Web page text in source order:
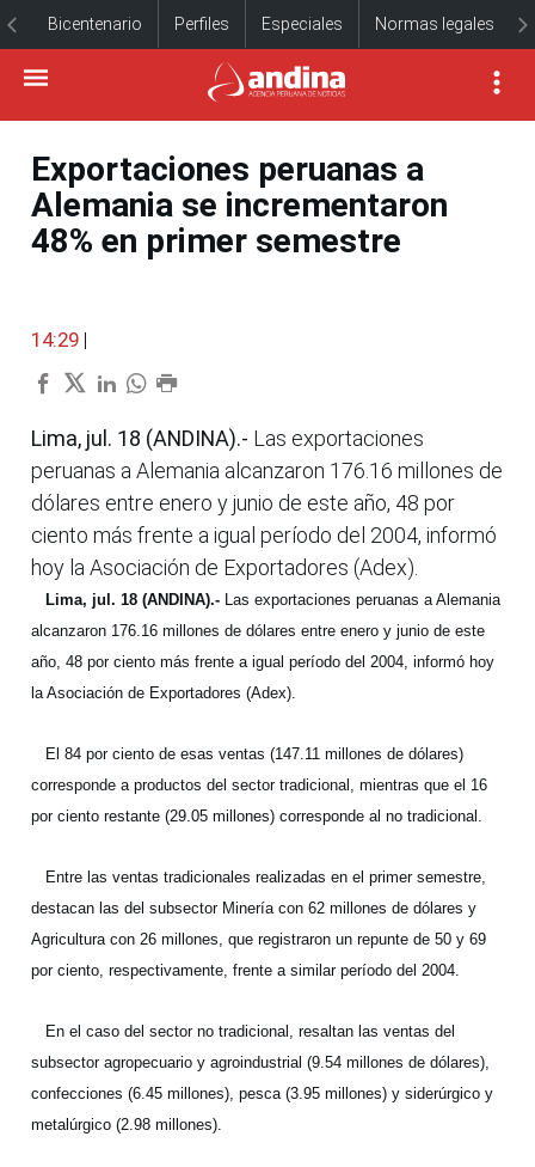
Bicentenario Perfiles Especiales Normas legales
Exportaciones peruanas a
Alemania se incrementaron
48% en primer semestre
14:29 |
Lima, jul. 18 (ANDINA).- Las exportaciones
peruanas a Alemania alcanzaron 176.16 millones de
dólares entre enero y junio de este año, 48 por
ciento más frente a igual período del 2004, informó
hoy la Asociación de Exportadores (Adex).
Lima, jul. 18 (ANDINA).- Las exportaciones peruanas a Alemania
alcanzaron 176.16 millones de dólares entre enero y junio de este
año, 48 por ciento más frente a igual período del 2004, informó hoy
la Asociación de Exportadores (Adex).
El 84 por ciento de esas ventas (147.11 millones de dólares)
corresponde a productos del sector tradicional, mientras que el 16
por ciento restante (29.05 millones) corresponde al no tradicional.
Entre las ventas tradicionales realizadas en el primer semestre,
destacan las del subsector Minería con 62 millones de dólares y
Agricultura con 26 millones, que registraron un repunte de 50 y 69
por ciento, respectivamente, frente a similar período del 2004.
En el caso del sector no tradicional, resaltan las ventas del
subsector agropecuario y agroindustrial (9.54 millones de dólares),
confecciones (6.45 millones), pesca (3.95 millones) y siderúrgico y
metalúrgico (2.98 millones).